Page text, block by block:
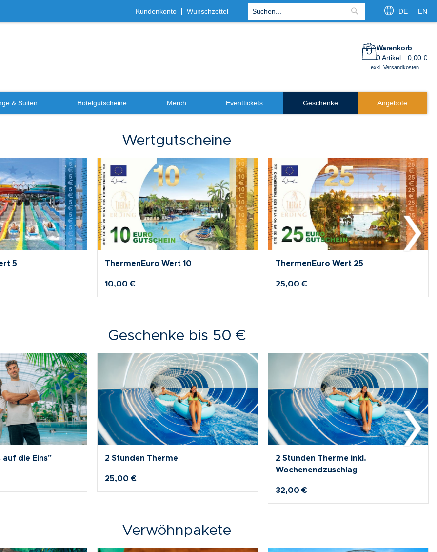
Kundenkonto Wunschzettel
Suche
DE EN
Warenkorb
0Artikel 0,00 €
exkl. Versandkosten
& Suiten Hotelgutscheine Merch Eventtickets Geschenke Angebote
Wertgutscheine
50 ThermenEuro Wert 100
100,00 €
ThermenEuro Wert 200
200,00 €
Geschenke bis 50 €
inkl.
6 Stunden Therme
49,00 €
6 Stunden Therme inkl.
Wochenendzuschlag
56,00 €
Verwöhnpakete